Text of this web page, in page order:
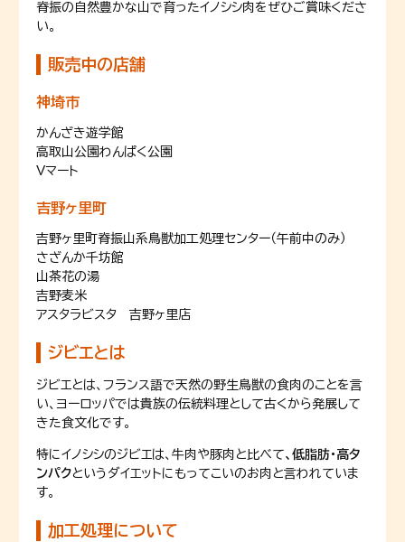
脊振の自然豊かな山で育ったイノシシ肉をぜひご賞味くださ
い。
販売中の店舗
神埼市
かんざき遊学館
高取山公園わんぱく公園
Vマート
吉野ヶ里町
吉野ヶ里町脊振山系鳥獣加工処理センター（午前中のみ）
さざんか千坊館
山茶花の湯
吉野麦米
アスタラビスタ 吉野ヶ里店
ジビエとは
ジビエとは、フランス語で天然の野生鳥獣の食肉のことを言
い、ヨーロッパでは貴族の伝統料理として古くから発展して
きた食文化です。
特にイノシシのジビエは、牛肉や豚肉と比べて、低脂肪・高タ
ンパクというダイエットにもってこいのお肉と言われていま
す。
加工処理について